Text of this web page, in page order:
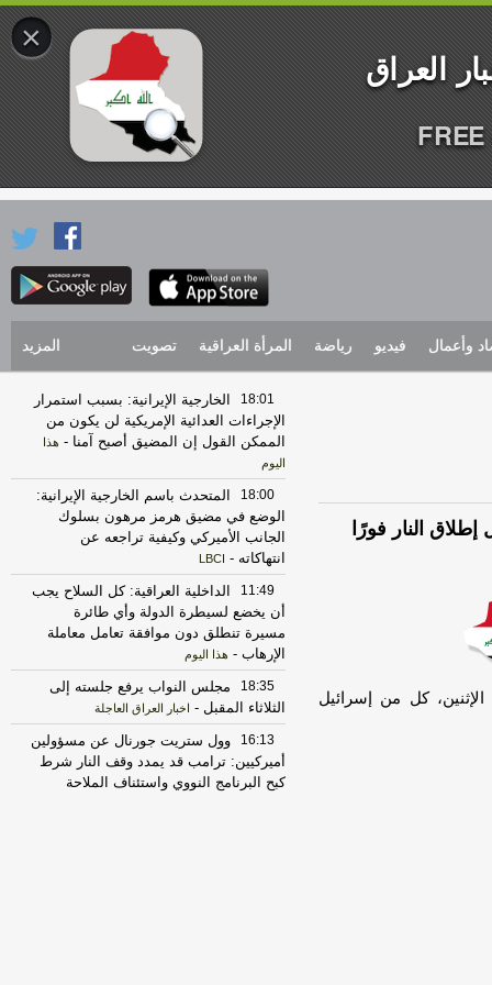
وأعمال فيديو رياضة المرأة العراقية تصويت المزيد
النار فورًا
كل من إسرائيل
18:01
الخارجية الإيرانية: بسبب استمرار
الإجراءات العدائية الإمريكية لن يكون من
الممكن القول إن المضيق أصبح آمنا - هذا
اليوم
18:00
المتحدث باسم الخارجية الإيرانية:
الوضع في مضيق هرمز مرهون بسلوك
الجانب الأميركي وكيفية تراجعه عن
انتهاكاته -
LBCI
11:49
الداخلية العراقية: كل السلاح يجب
أن يخضع لسيطرة الدولة وأي طائرة
مسيرة تنطلق دون موافقة تعامل معاملة
الإرهاب - هذا اليوم
18:35
مجلس النواب يرفع جلسته إلى
الثلاثاء المقبل - اخبار العراق العاجلة
16:13
وول ستريت جورنال عن مسؤولين
أميركيين: ترامب قد يمدد وقف النار شرط
كبح البرنامج النووي واستئناف الملاحة
×